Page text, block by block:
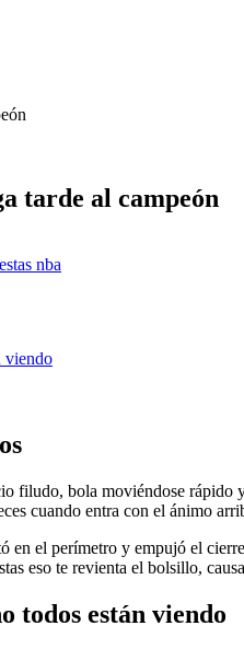
tarde al campeón
nba
viendo
filudo, bola moviéndose rápido
cuando entra con el ánimo
en el perímetro y empujó el
eso te revienta el bolsillo,
todos están viendo